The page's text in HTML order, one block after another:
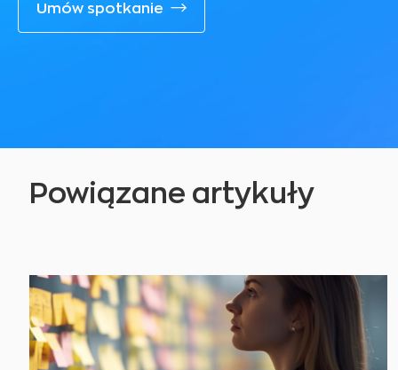
Umów spotkanie
Powiązane artykuły